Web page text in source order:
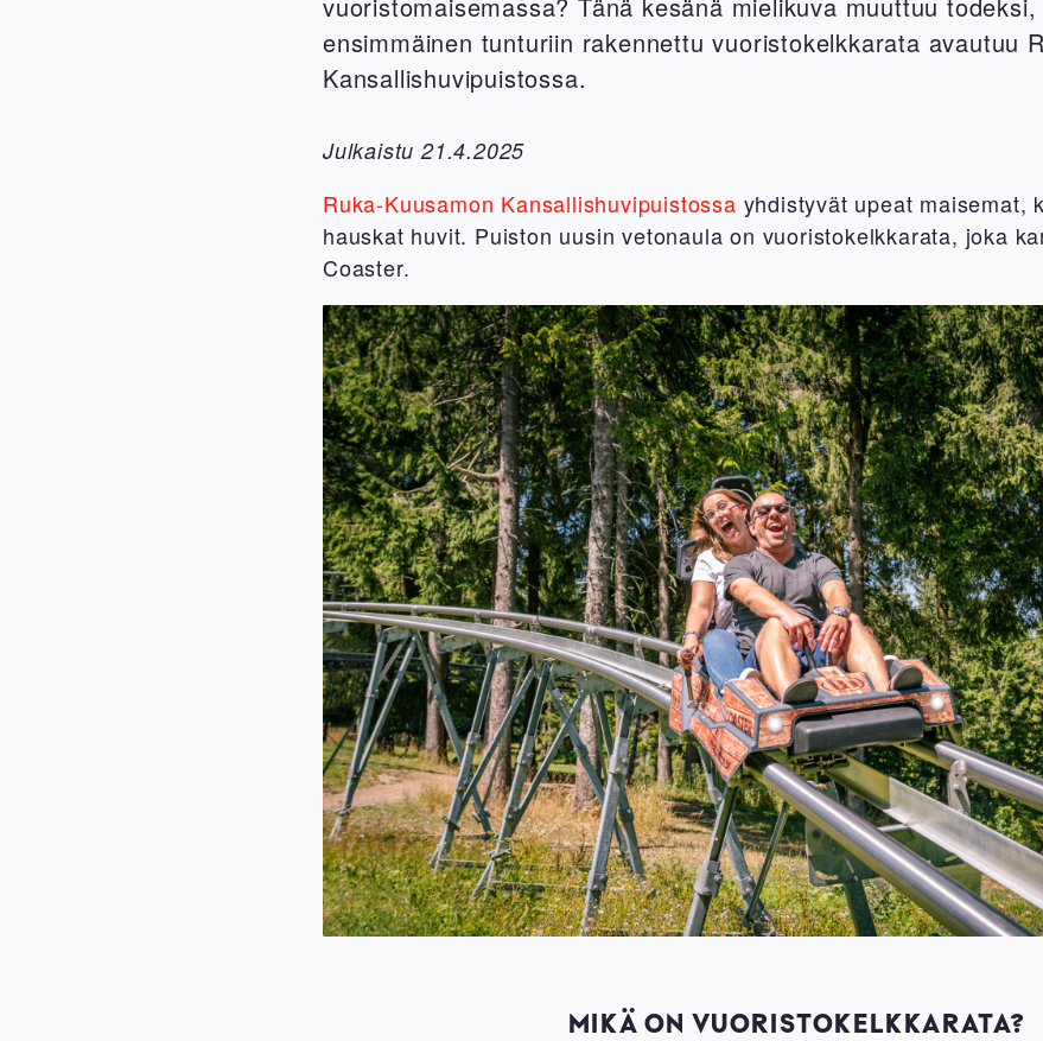
ensimmäinen tunturiin rakennettu vuoristokelkkarata avautuu
Kansallishuvipuistossa.
Julkaistu 21.4.2025
Ruka-Kuusamon Kansallishuvipuistossa yhdistyvät upeat maisemat,
hauskat huvit. Puiston uusin vetonaula on vuoristokelkkarata, joka
Coaster.
MIKÄ ON VUORISTOKELKKARATA?